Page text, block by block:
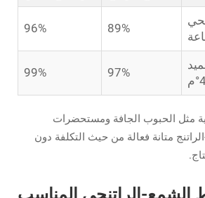
89%
96%
97%
99%
مثل الحبوب الجافة ومستحضرات
متانة فعالة من حيث التكلفة دون